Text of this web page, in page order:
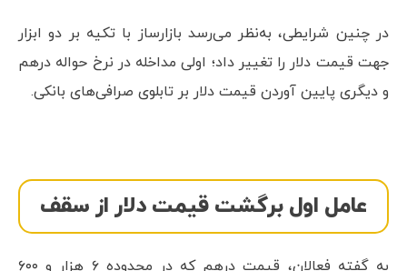
در چنین شرایطی، به‌نظر می‌رسد بازارساز با تکیه بر دو ابزار
جهت قیمت دلار را تغییر داد؛ اولی مداخله در نرخ حواله درهم
و دیگری پایین آوردن قیمت دلار بر تابلوی صرافی‌های بانکی.
عامل اول برگشت قیمت دلار از سقف
به گفته فعالان، قیمت درهم که در محدوده ۶ هزار و ۶۰۰